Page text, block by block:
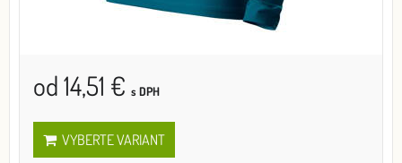
od 14,51 € s DPH
VYBERTE VARIANT